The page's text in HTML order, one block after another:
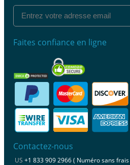
Faites confiance en ligne
Contactez-nous
US +1 833 909 2966 ( Numéro sans frais